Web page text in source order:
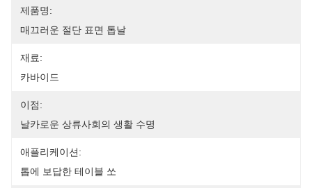
제품명:
매끄러운 절단 표면 톱날
재료:
카바이드
이점:
날카로운 상류사회의 생활 수명
애플리케이션:
톱에 보답한 테이블 쏘